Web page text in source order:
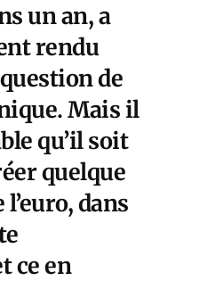
un an, a
rendu
de
Mais il
qu’il soit
quelque
dans
ce en